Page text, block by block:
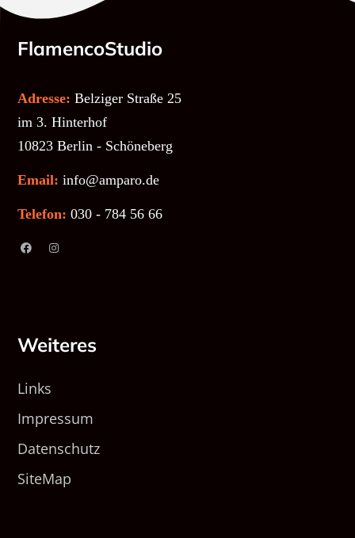
FlamencoStudio
Adresse: Belziger Straße 25
im 3. Hinterhof
10823 Berlin - Schöneberg
Email: info@amparo.de
Telefon: 030 - 784 56 66
Weiteres
Links
Impressum
Datenschutz
SiteMap